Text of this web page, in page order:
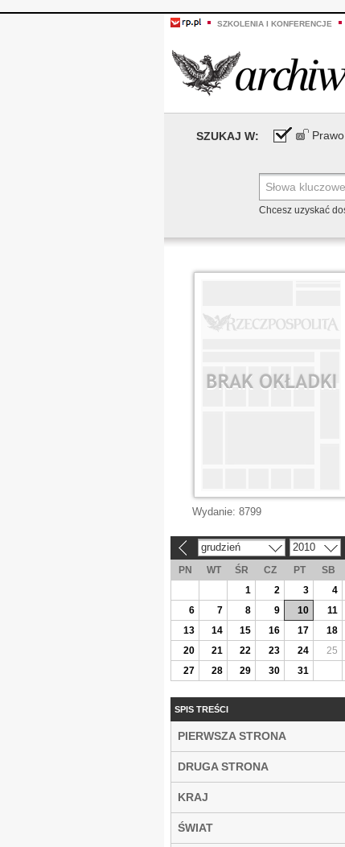
SZKOLENIA I KONFERENCJE
SZUKAJ W: Prawo
Chcesz uzyskać
Wydanie: 8799
grudzień 2010
PN WT ŚR CZ PT SB
1
2 3 4
6
7 8 9 10 11
13
14 15 16 17 18
20
21 22 23 24 25
27
28 29 30 31
SPIS TREŚCI
PIERWSZA STRONA
DRUGA STRONA
KRAJ
ŚWIAT